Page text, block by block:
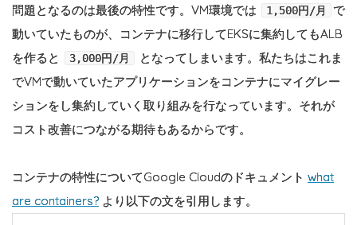
問題となるのは最後の特性です。VM環境では
1,500円/月
で
動いていたものが、コンテナに移行してEKSに集約してもALB
を作ると
3,000円/月
となってしまいます。私たちはこれま
でVMで動いていたアプリケーションをコンテナにマイグレー
ションをし集約していく取り組みを行なっています。それが
コスト改善につながる期待もあるからです。
コンテナの特性についてGoogle Cloudのドキュメント what
are containers? より以下の文を引用します。